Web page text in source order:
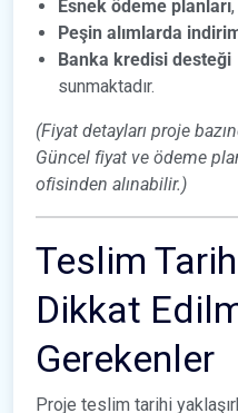
Esnek ödeme planları,
Peşin alımlarda
Banka kredisi desteği
sunmaktadır.
(Fiyat detayları proje
Güncel fiyat ve ödeme
ofisinden alınabilir.)
Teslim
Dikkat
Gerekenler
Proje teslim tarihi